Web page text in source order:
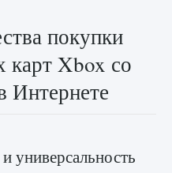
EPalworld
2 711
покупки
карт Xbox со
​​Интернете
универсальность